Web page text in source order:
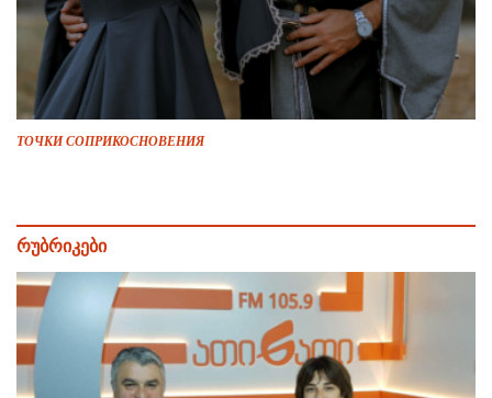
ТОЧКИ СОПРИКОСНОВЕНИЯ
რუბრიკები